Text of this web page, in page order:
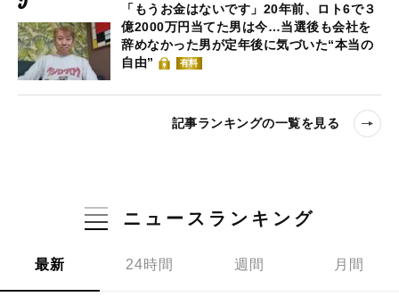
「もうお金はないです」20年前、ロト6で３
億2000万円当てた男は今…当選後も会社を
辞めなかった男が定年後に気づいた“本当の
自由”
有料
記事ランキングの一覧を見る
ニュースランキング
最新 24時間 週間 月間